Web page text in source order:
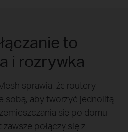
to
i rozrywka
sprawia, że routery
sobą, aby tworzyć jednolitą
się po domu
połączy się z